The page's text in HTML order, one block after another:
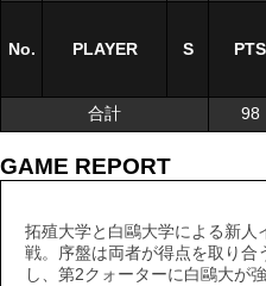
No. PLAYER S
合計
No. PLAYER S PTS
合計 98
GAME REPORT
拓殖大学と白鷗大学による新人
戦。序盤は両者が得点を取り合
し、第2クォーターに白鷗大が